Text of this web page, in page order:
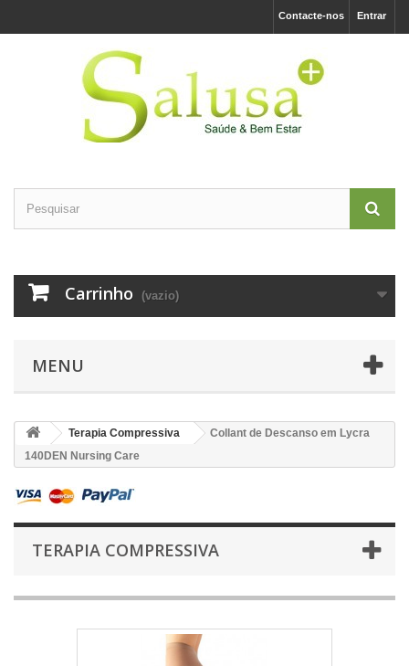
Entrar
Contacte-nos
Carrinho (vazio)
MENU
Terapia Compressiva
Collant de Descanso em Lycra
140DEN Nursing Care
TERAPIA COMPRESSIVA